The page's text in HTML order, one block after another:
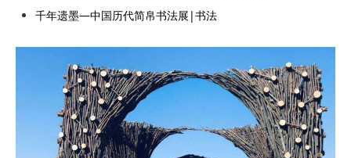
千年遗墨—中国历代简帛书法展|书法